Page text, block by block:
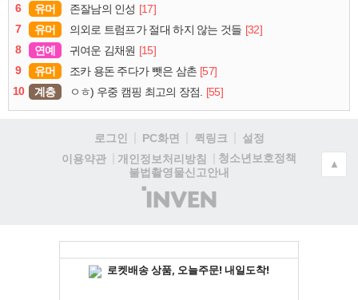
6
유머 존잘남의 인성 [17]
7
유머 의외로 트럼프가 절대 하지 않는 것들 [32]
8
연예 귀여운 김채원 [15]
9
유머 조카 용돈 주다가 뺏은 삼촌 [57]
10
계층 ㅇㅎ) 우중 캠핑 최고의 장점. [55]
로그인 PC화면 퀵링크
설정
이용약관
개인정보처리방침
청소년보호정책
불법촬영물신고안내
(주)
인
▲